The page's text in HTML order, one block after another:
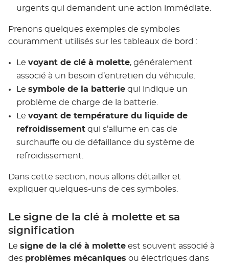
urgents qui demandent une action immédiate.
Prenons quelques exemples de symboles
couramment utilisés sur les tableaux de bord :
Le voyant de clé à molette, généralement
associé à un besoin d’entretien du véhicule.
Le symbole de la batterie qui indique un
problème de charge de la batterie.
Le voyant de température du liquide de
refroidissement qui s’allume en cas de
surchauffe ou de défaillance du système de
refroidissement.
Dans cette section, nous allons détailler et
expliquer quelques-uns de ces symboles.
Le signe de la clé à molette et sa
signification
Le signe de la clé à molette est souvent associé à
des problèmes mécaniques ou électriques dans